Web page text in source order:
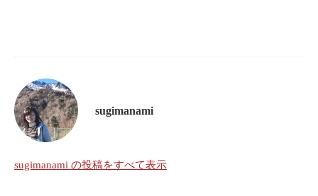
sugimanami
sugimanami の投稿をすべて表示